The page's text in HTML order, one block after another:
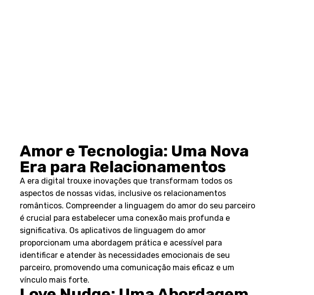
Amor e Tecnologia: Uma Nova
Era para Relacionamentos
A era digital trouxe inovações que transformam todos os
aspectos de nossas vidas, inclusive os relacionamentos
românticos. Compreender a linguagem do amor do seu parceiro
é crucial para estabelecer uma conexão mais profunda e
significativa. Os aplicativos de linguagem do amor
proporcionam uma abordagem prática e acessível para
identificar e atender às necessidades emocionais de seu
parceiro, promovendo uma comunicação mais eficaz e um
vínculo mais forte.